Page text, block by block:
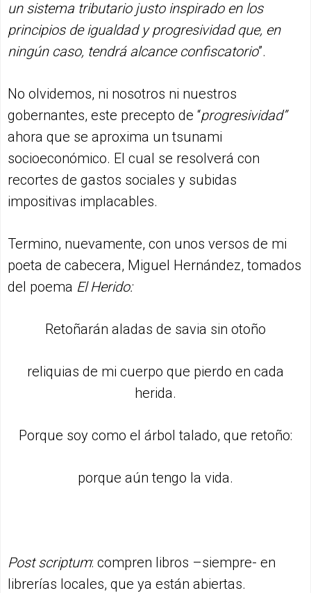
un sistema tributario justo inspirado en los
principios de igualdad y progresividad que, en
ningún caso, tendrá alcance confiscatorio”.
No olvidemos, ni nosotros ni nuestros
gobernantes, este precepto de “progresividad”
ahora que se aproxima un tsunami
socioeconómico. El cual se resolverá con
recortes de gastos sociales y subidas
impositivas implacables.
Termino, nuevamente, con unos versos de mi
poeta de cabecera, Miguel Hernández, tomados
del poema El Herido:
Retoñarán aladas de savia sin otoño
reliquias de mi cuerpo que pierdo en cada
herida.
Porque soy como el árbol talado, que retoño:
porque aún tengo la vida.
Post scriptum: compren libros –siempre- en
librerías locales, que ya están abiertas.